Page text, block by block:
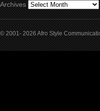
Archives
© 2001- 2026 Afro Style